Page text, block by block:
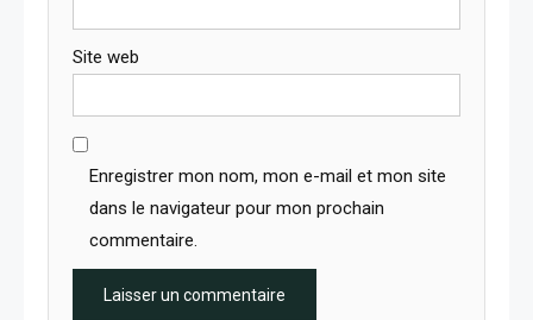
Site web
Enregistrer mon nom, mon e-mail et mon site
dans le navigateur pour mon prochain
commentaire.